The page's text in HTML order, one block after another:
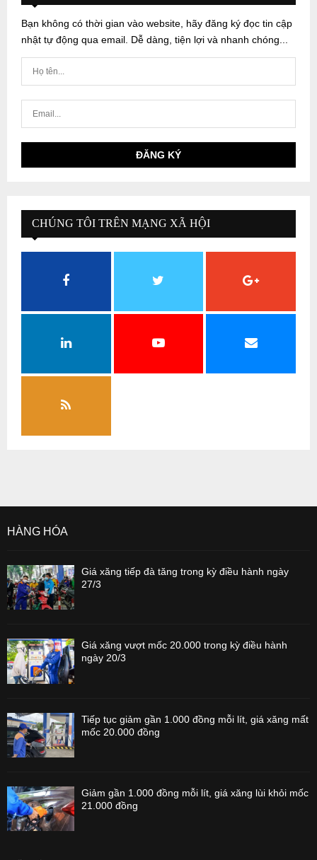
Bạn không có thời gian vào website, hãy đăng ký đọc tin cập
nhật tự động qua email. Dễ dàng, tiện lợi và nhanh chóng...
CHÚNG TÔI TRÊN MẠNG XÃ HỘI
HÀNG HÓA
Giá xăng tiếp đà tăng trong kỳ điều hành ngày
27/3
Giá xăng vượt mốc 20.000 trong kỳ điều hành
ngày 20/3
Tiếp tục giảm gần 1.000 đồng mỗi lít, giá xăng mất
mốc 20.000 đồng
Giảm gần 1.000 đồng mỗi lít, giá xăng lùi khỏi mốc
21.000 đồng